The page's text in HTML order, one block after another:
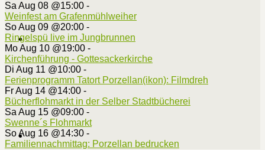
Sa Aug 08 @15:00 -
Weinfest am Grafenmühlweiher
So Aug 09 @20:00 -
Ringelspü live im Jungbrunnen
Mo Aug 10 @19:00 -
Kirchenführung - Gottesackerkirche
Di Aug 11 @10:00 -
Ferienprogramm Tatort Porzellan(ikon): Filmdreh
Fr Aug 14 @14:00 -
Bücherflohmarkt in der Selber Stadtbücherei
Sa Aug 15 @09:00 -
Swenne´s Flohmarkt
So Aug 16 @14:30 -
Familiennachmittag: Porzellan bedrucken